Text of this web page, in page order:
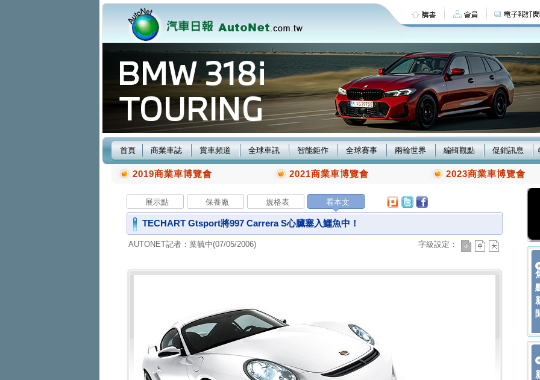
首頁 商業車誌 賞車頻道 全球車訊 智能鉅作 全球賽事 兩輪世界 編輯觀點 促銷訊息
2019商業車博覽會 2021商業車博覽會 2023商業車博覽會
展示點 保養廠 規格表 看本文
TECHART Gtsport將997 Carrera S心臟塞入鱷魚中！
AUTONET記者：葉毓中(07/05/2006) 字級設定：